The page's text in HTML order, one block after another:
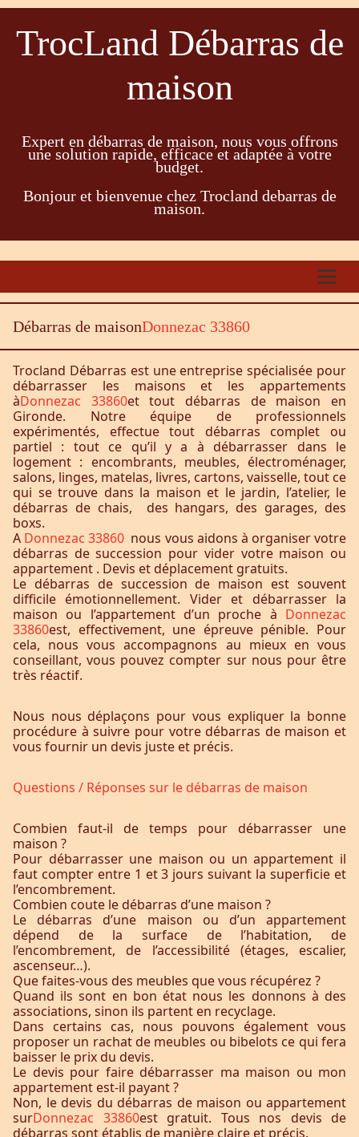
TrocLand Débarras de
maison
Expert en débarras de maison, nous vous offrons
une solution rapide, efficace et adaptée à votre
budget.
Bonjour et bienvenue chez Trocland debarras de
maison.
Débarras de maisonDonnezac 33860
Trocland Débarras est une entreprise spécialisée pour
débarrasser les maisons et les appartements
àDonnezac 33860et tout débarras de maison en
Gironde. Notre équipe de professionnels
expérimentés, effectue tout débarras complet ou
partiel : tout ce qu’il y a à débarrasser dans le
logement : encombrants, meubles, électroménager,
salons, linges, matelas, livres, cartons, vaisselle, tout ce
qui se trouve dans la maison et le jardin, l’atelier, le
débarras de chais, des hangars, des garages, des
boxs.
A Donnezac 33860 nous vous aidons à organiser votre
débarras de succession pour vider votre maison ou
appartement . Devis et déplacement gratuits.
Le débarras de succession de maison est souvent
difficile émotionnellement. Vider et débarrasser la
maison ou l’appartement d’un proche à Donnezac
33860est, effectivement, une épreuve pénible. Pour
cela, nous vous accompagnons au mieux en vous
conseillant, vous pouvez compter sur nous pour être
très réactif.
Nous nous déplaçons pour vous expliquer la bonne
procédure à suivre pour votre débarras de maison et
vous fournir un devis juste et précis.
Questions / Réponses sur le débarras de maison
Combien faut-il de temps pour débarrasser une
maison ?
Pour débarrasser une maison ou un appartement il
faut compter entre 1 et 3 jours suivant la superficie et
l’encombrement.
Combien coute le débarras d’une maison ?
Le débarras d’une maison ou d’un appartement
dépend de la surface de l’habitation, de
l’encombrement, de l’accessibilité (étages, escalier,
ascenseur…).
Que faites-vous des meubles que vous récupérez ?
Quand ils sont en bon état nous les donnons à des
associations, sinon ils partent en recyclage.
Dans certains cas, nous pouvons également vous
proposer un rachat de meubles ou bibelots ce qui fera
baisser le prix du devis.
Le devis pour faire débarrasser ma maison ou mon
appartement est-il payant ?
Non, le devis du débarras de maison ou appartement
surDonnezac 33860est gratuit. Tous nos devis de
débarras sont établis de manière claire et précis.